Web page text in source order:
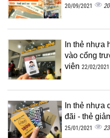
20/09/2021
In thẻ nhựa
vào cổng
viên 22/02/2021
In thẻ nhựa
đãi - thẻ
25/01/2021